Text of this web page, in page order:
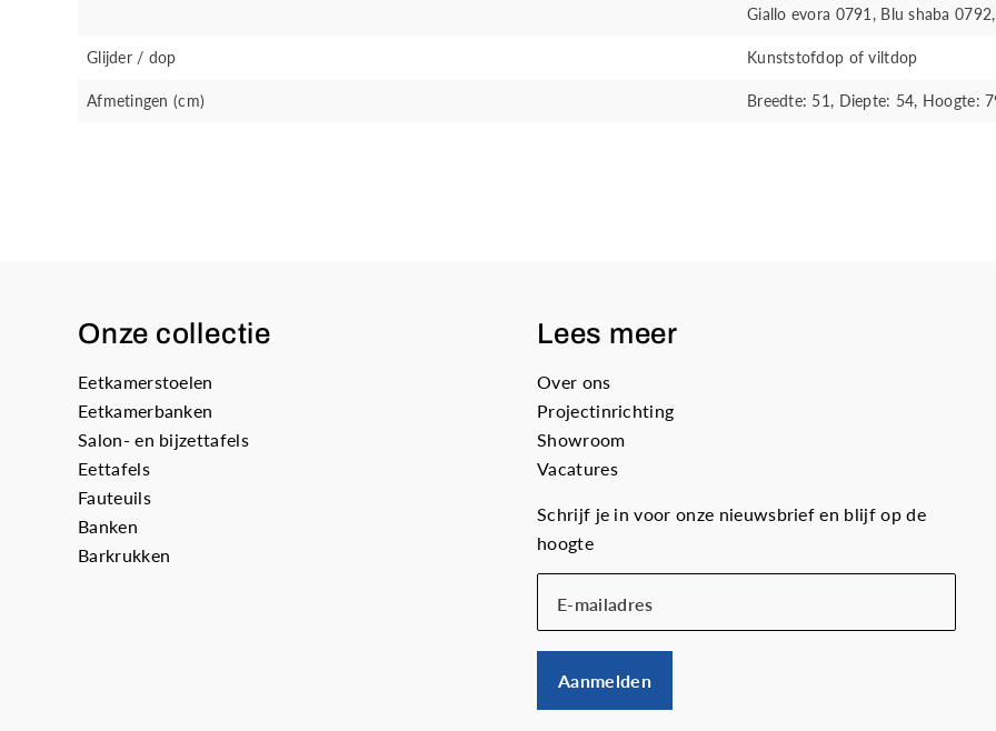
Giallo evora 0791, Blu shaba
Glijder / dop Kunststofdop of viltdop
Afmetingen (cm) Breedte: 51, Diepte: 54, Hoogte:
Onze collectie
Eetkamerstoelen
Eetkamerbanken
Salon- en bijzettafels
Eettafels
Fauteuils
Banken
Barkrukken
Lees meer
Over ons
Projectinrichting
Showroom
Vacatures
Schrijf je in voor onze nieuwsbrief en blijf op de
hoogte
E-mailadres
Aanmelden